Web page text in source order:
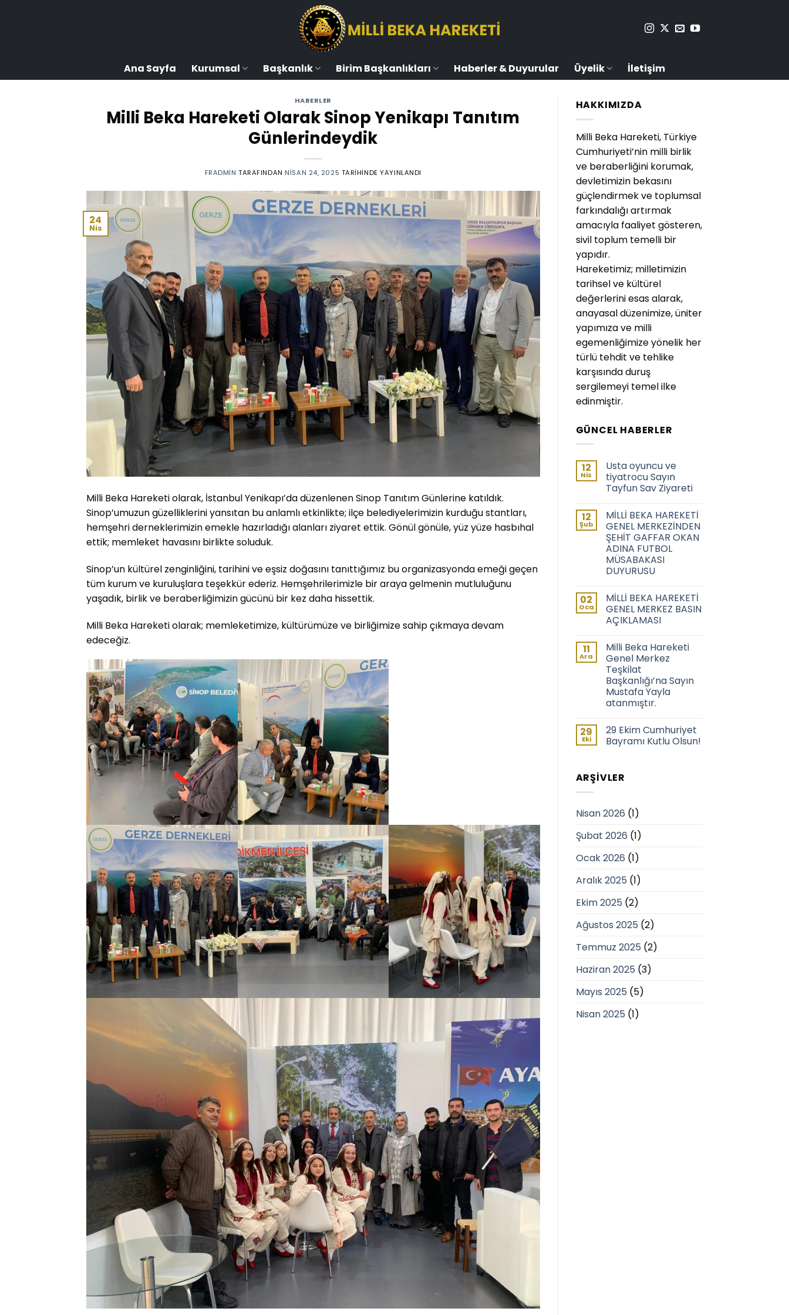
Ana Sayfa Kurumsal Başkanlık Birim Başkanlıkları Haberler & Duyurular Üyelik İletişim
HABERLER
Milli Beka Hareketi Olarak Sinop Yenikapı Tanıtım
Günlerindeydik
FRADMIN TARAFINDAN NISAN 24, 2025 TARIHINDE YAYINLANDI
24
Nis
Milli Beka Hareketi olarak, İstanbul Yenikapı’da düzenlenen Sinop Tanıtım Günlerine katıldık.
Sinop’umuzun güzelliklerini yansıtan bu anlamlı etkinlikte; ilçe belediyelerimizin kurduğu stantları,
hemşehri derneklerimizin emekle hazırladığı alanları ziyaret ettik. Gönül gönüle, yüz yüze hasbıhal
ettik; memleket havasını birlikte soluduk.
Sinop’un kültürel zenginliğini, tarihini ve eşsiz doğasını tanıttığımız bu organizasyonda emeği geçen
tüm kurum ve kuruluşlara teşekkür ederiz. Hemşehrilerimizle bir araya gelmenin mutluluğunu
yaşadık, birlik ve beraberliğimizin gücünü bir kez daha hissettik.
Milli Beka Hareketi olarak; memleketimize, kültürümüze ve birliğimize sahip çıkmaya devam
edeceğiz.
HAKKIMIZDA
Milli Beka Hareketi, Türkiye
Cumhuriyeti’nin milli birlik
ve beraberliğini korumak,
devletimizin bekasını
güçlendirmek ve toplumsal
farkındalığı artırmak
amacıyla faaliyet gösteren,
sivil toplum temelli bir
yapıdır.
Hareketimiz; milletimizin
tarihsel ve kültürel
değerlerini esas alarak,
anayasal düzenimize, üniter
yapımıza ve milli
egemenliğimize yönelik her
türlü tehdit ve tehlike
karşısında duruş
sergilemeyi temel ilke
edinmiştir.
GÜNCEL HABERLER
12
Nis
Usta oyuncu ve
tiyatrocu Sayın
Tayfun Sav Ziyareti
12
Şub
MİLLİ BEKA HAREKETİ
GENEL MERKEZİNDEN
ŞEHİT GAFFAR OKAN
ADINA FUTBOL
MÜSABAKASI
DUYURUSU
02
Oca
MİLLİ BEKA HAREKETİ
GENEL MERKEZ BASIN
AÇIKLAMASI
11
Ara
Milli Beka Hareketi
Genel Merkez
Teşkilat
Başkanlığı’na Sayın
Mustafa Yayla
atanmıştır.
29
Eki
29 Ekim Cumhuriyet
Bayramı Kutlu Olsun!
ARŞIVLER
Nisan 2026 (1)
Şubat 2026 (1)
Ocak 2026 (1)
Aralık 2025 (1)
Ekim 2025 (2)
Ağustos 2025 (2)
Temmuz 2025 (2)
Haziran 2025 (3)
Mayıs 2025 (5)
Nisan 2025 (1)